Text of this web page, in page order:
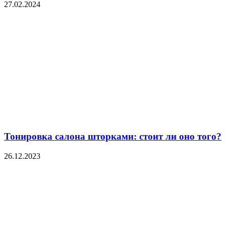
27.02.2024
Тонировка салона шторками: стоит ли оно того?
26.12.2023